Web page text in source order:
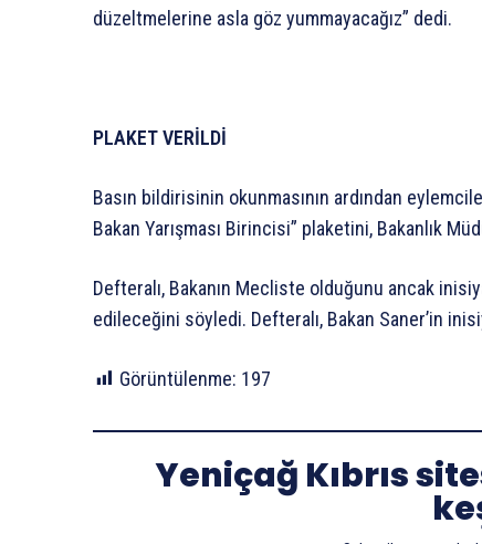
düzeltmelerine asla göz yummayacağız” dedi.
PLAKET VERİLDİ
Basın bildirisinin okunmasının ardından
Bakan Yarışması Birincisi” plaketini, Bakanlık
Defteralı, Bakanın Mecliste olduğunu ancak
edileceğini söyledi. Defteralı, Bakan Saner’in
Görüntülenme: 197
Yeniçağ Kıbrıs